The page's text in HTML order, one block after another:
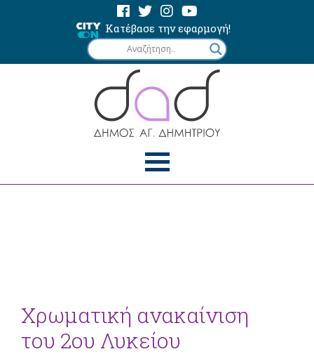
Κατέβασε την εφαρμογή!
Χρωματική ανακαίνιση
του 2ου Λυκείου